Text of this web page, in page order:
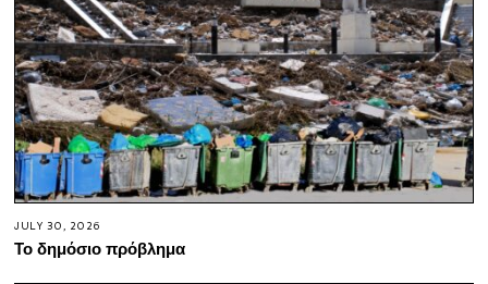
JULY 30, 2026
Το δημόσιο πρόβλημα